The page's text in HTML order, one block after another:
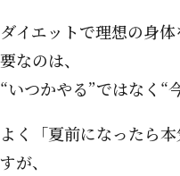
ダイエットで理想の身
要なのは、
“いつかやる”ではなく“
よく「夏前になったら
すが、